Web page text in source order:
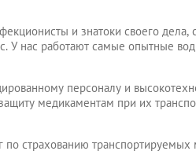
и знатоки своего дела,
У нас работают самые опытные
персоналу и
медикаментам при их
по страхованию транспортируемых